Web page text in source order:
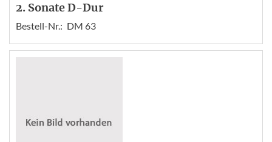
2. Sonate D-Dur
Bestell-Nr.: DM 63